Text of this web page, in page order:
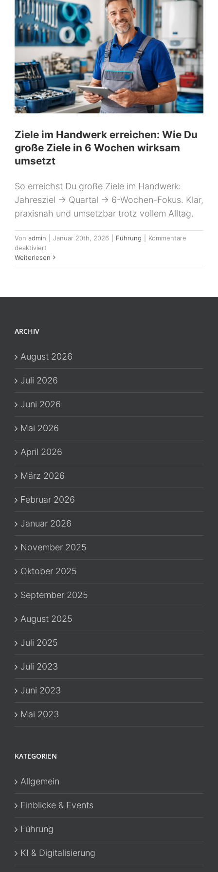
Ziele im Handwerk erreichen: Wie Du
große Ziele in 6 Wochen wirksam
umsetzt
So erreichst Du große Ziele im Handwerk:
Jahresziel → Quartal → 6-Wochen-Fokus. Klar,
praxisnah und umsetzbar trotz vollem Alltag.
Von admin Januar 20th, 2026 Führung
Kommentare
deaktiviert
Ziele
im
Wie
Wochen
Weiterlesen
ARCHIV
August 2026
Juli 2026
Juni 2026
Mai 2026
April 2026
März 2026
Februar 2026
Januar 2026
November 2025
Oktober 2025
September 2025
August 2025
Juli 2025
Juli 2023
Juni 2023
Mai 2023
KATEGORIEN
Allgemein
Einblicke & Events
Führung
KI & Digitalisierung